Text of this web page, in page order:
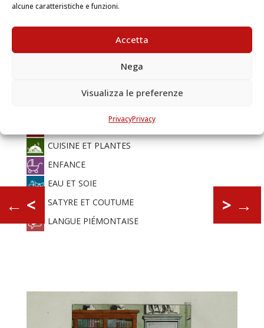
alcune caratteristiche e funzioni.
Accetta
Nega
Visualizza le preferenze
PrivacyPrivacy
Combien ce qu’on dit est loin de ce qu’on
Que la bouche et le cœur sont peu
(Racine)
MAISON DE SAVOIE
CHARLES-ALBERT
CUISINE ET PLANTES
ENFANCE
EAU ET SOIE
SATYRE ET COUTUME
LANGUE PIÉMONTAISE
← < > →